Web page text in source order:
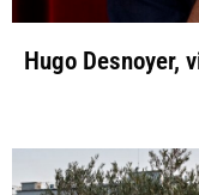
Hugo Desnoyer,